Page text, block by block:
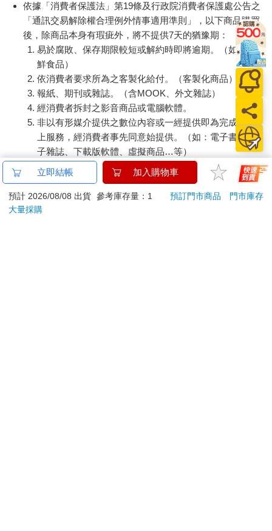
依據「消費者保護法」第19條及行政院消費者保護處公告之
「通訊交易解除權合理例外情事適用準則」，以下商品購買
後，除商品本身有瑕疵外，將不提供7天的猶豫期：
易於腐敗、保存期限較短或解約時即將逾期。（如：生
鮮食品）
依消費者要求所為之客製化給付。（客製化商品）
報紙、期刊或雜誌。（含MOOK、外文雜誌）
經消費者拆封之影音商品或電腦軟體。
非以有形媒介提供之數位內容或一經提供即為完成之線
上服務，經消費者事先同意始提供。（如：電子書、電
子雜誌、下載版軟體、虛擬商品…等）
已拆封之個人衛生用品。（如：內衣褲、刮鬍刀、除毛
若非上列種類商品，均享有到貨7天的猶豫期（含例假
日）。
立即結帳 加入購物車
預計 2026/08/08 出貨 參考庫存量：1 預訂門市商品
門市庫存
大量採購